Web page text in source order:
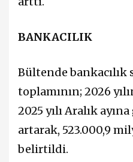
BANKACILIK
Bültende
toplamının; 2026
2025 yılı Aralık
artarak, 523.000,9
belirtildi.